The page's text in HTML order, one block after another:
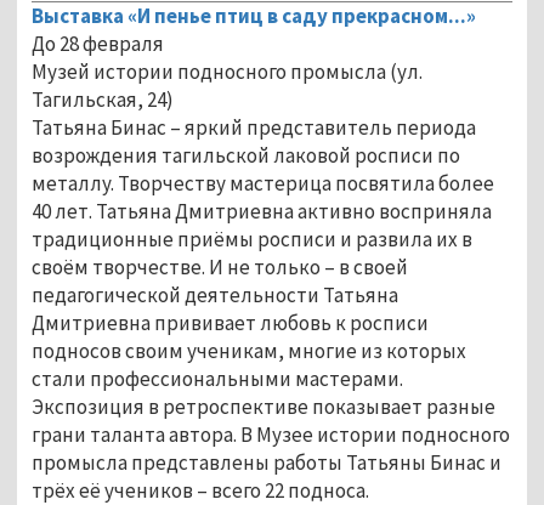
Выставка «И пенье птиц в саду прекрасном...»
До 28 февраля
Музей истории подносного промысла (ул.
Тагильская, 24)
Татьяна Бинас – яркий представитель периода
возрождения тагильской лаковой росписи по
металлу. Творчеству мастерица посвятила более
40 лет. Татьяна Дмитриевна активно восприняла
традиционные приёмы росписи и развила их в
своём творчестве. И не только – в своей
педагогической деятельности Татьяна
Дмитриевна прививает любовь к росписи
подносов своим ученикам, многие из которых
стали профессиональными мастерами.
Экспозиция в ретроспективе показывает разные
грани таланта автора. В Музее истории подносного
промысла представлены работы Татьяны Бинас и
трёх её учеников – всего 22 подноса.